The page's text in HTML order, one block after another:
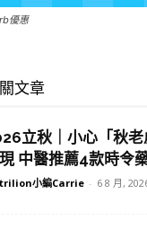
優惠
文章
立秋｜小心「秋
中醫推薦4款時令
小編Carrie - 6 8 月,